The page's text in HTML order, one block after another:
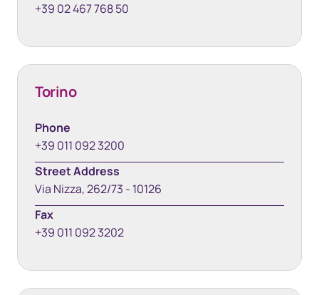
+39 02 467 768 50
Torino
Phone
+39 011 092 3200
Street Address
Via Nizza, 262/73 - 10126
Fax
+39 011 092 3202